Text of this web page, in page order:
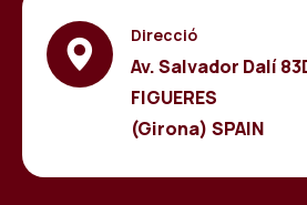
Direcció
Av. Salvador Dalí
FIGUERES
(Girona) SPAIN